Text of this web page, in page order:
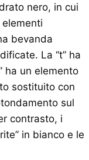
nero, in cui
bevanda
La “t” ha
ha un elemento
sostituito con
sul
contrasto, i
in bianco e le